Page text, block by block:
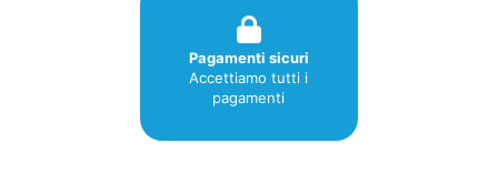
Pagamenti sicuri
Accettiamo tutti i
pagamenti